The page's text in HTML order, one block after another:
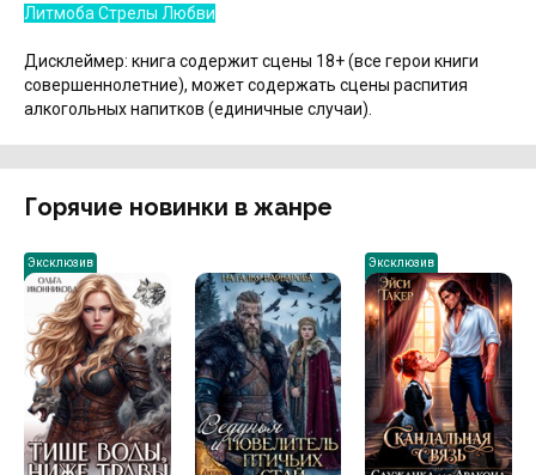
Литмоба Стрелы Любви
Дисклеймер: книга содержит сцены 18+ (все герои книги
совершеннолетние), может содержать сцены распития
алкогольных напитков (единичные случаи).
Горячие новинки в жанре
Эксклюзив Эксклюзив